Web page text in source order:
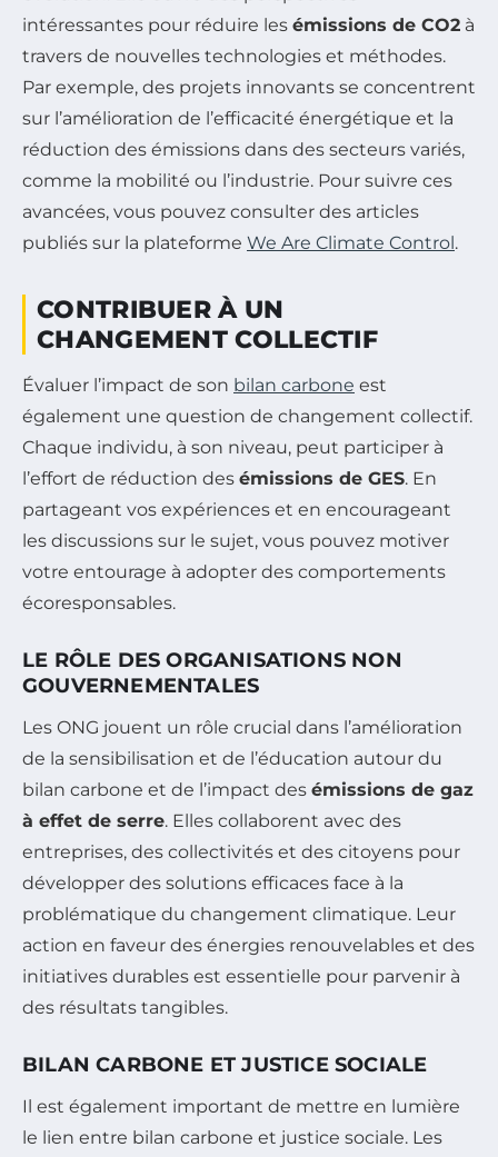
intéressantes pour réduire les émissions de CO2 à
travers de nouvelles technologies et méthodes.
Par exemple, des projets innovants se concentrent
sur l’amélioration de l’efficacité énergétique et la
réduction des émissions dans des secteurs variés,
comme la mobilité ou l’industrie. Pour suivre ces
avancées, vous pouvez consulter des articles
publiés sur la plateforme We Are Climate Control.
CONTRIBUER À UN
CHANGEMENT COLLECTIF
Évaluer l’impact de son bilan carbone est
également une question de changement collectif.
Chaque individu, à son niveau, peut participer à
l’effort de réduction des émissions de GES. En
partageant vos expériences et en encourageant
les discussions sur le sujet, vous pouvez motiver
votre entourage à adopter des comportements
écoresponsables.
LE RÔLE DES ORGANISATIONS NON
GOUVERNEMENTALES
Les ONG jouent un rôle crucial dans l’amélioration
de la sensibilisation et de l’éducation autour du
bilan carbone et de l’impact des émissions de gaz
à effet de serre. Elles collaborent avec des
entreprises, des collectivités et des citoyens pour
développer des solutions efficaces face à la
problématique du changement climatique. Leur
action en faveur des énergies renouvelables et des
initiatives durables est essentielle pour parvenir à
des résultats tangibles.
BILAN CARBONE ET JUSTICE SOCIALE
Il est également important de mettre en lumière
le lien entre bilan carbone et justice sociale. Les